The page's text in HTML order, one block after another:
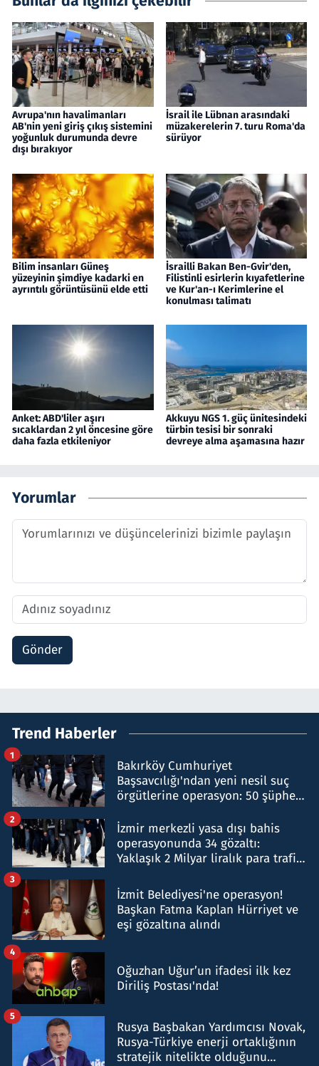
Avrupa'nın havalimanları
AB'nin yeni giriş çıkış sistemini
yoğunluk durumunda devre
dışı bırakıyor
İsrail ile Lübnan arasındaki
müzakerelerin 7. turu Roma'da
sürüyor
Bilim insanları Güneş
yüzeyinin şimdiye kadarki en
ayrıntılı görüntüsünü elde etti
İsrailli Bakan Ben-Gvir'den,
Filistinli esirlerin kıyafetlerine
ve Kur'an-ı Kerimlerine el
konulması talimatı
Anket: ABD'liler aşırı
sıcaklardan 2 yıl öncesine göre
daha fazla etkileniyor
Akkuyu NGS 1. güç ünitesindeki
türbin tesisi bir sonraki
devreye alma aşamasına hazır
Yorumlar
Gönder
Trend Haberler
Bakırköy Cumhuriyet
Başsavcılığı'ndan yeni nesil suç
örgütlerine operasyon: 50 şüpheli
1
İzmir merkezli yasa dışı bahis
operasyonunda 34 gözaltı:
Yaklaşık 2 Milyar liralık para trafiği
2
İzmit Belediyesi'ne operasyon!
Başkan Fatma Kaplan Hürriyet ve
eşi gözaltına alındı
3
Oğuzhan Uğur’un ifadesi ilk kez
Diriliş Postası'nda!
4
Rusya Başbakan Yardımcısı Novak,
Rusya-Türkiye enerji ortaklığının
stratejik nitelikte olduğunu
5